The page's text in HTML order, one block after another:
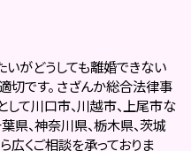
いがどうしても離婚できない
切です。 さざんか総合法律事
て川口市、川越市、上尾市な
県、神奈川県、栃木県、茨城
広くご相談を承っておりま